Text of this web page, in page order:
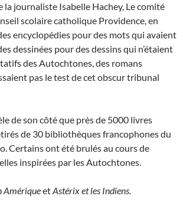
la journaliste Isabelle Hachey, Le comité
scolaire catholique Providence, en
encyclopédies pour des mots qui avaient
dessinées pour des dessins qui n’étaient
des Autochtones, des romans
pas le test de cet obscur tribunal
de son côté que près de 5000 livres
de 30 bibliothèques francophones du
Certains ont été brulés au cours de
inspirées par les Autochtones.
AmériqueetAstérix et les Indiens.